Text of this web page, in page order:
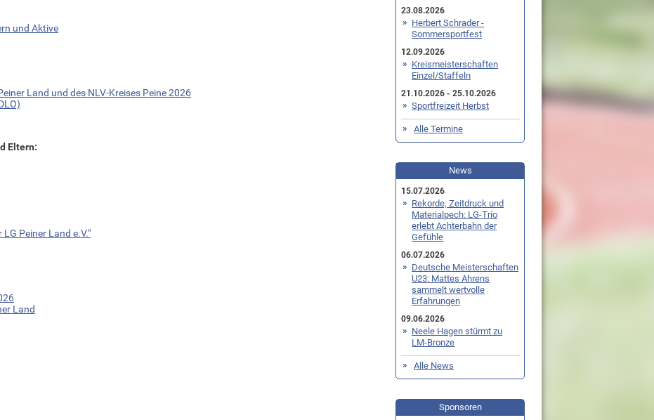
und Aktive
Land und des NLV-Kreises Peine 2026
Eltern:
Peiner Land e.V."
Land
23.08.2026
Herbert Schrader -
Sommersportfest
12.09.2026
Kreismeisterschaften
Einzel/Staffeln
21.10.2026 - 25.10.2026
Sportfreizeit Herbst
Alle Termine
News
15.07.2026
Rekorde, Zeitdruck und
Materialpech: LG-Trio
erlebt Achterbahn der
Gefühle
06.07.2026
Deutsche Meisterschaften
U23: Mattes Ahrens
sammelt wertvolle
Erfahrungen
09.06.2026
Neele Hagen stürmt zu
LM-Bronze
Alle News
Sponsoren